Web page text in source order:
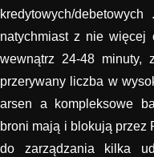
kredytowych/
natychmiast z nie więcej
wewnątrz 24-48 minuty,
przerywany liczba w
arsen a kompleksowe
broni mają i blokują przez
do zarządzania kilka